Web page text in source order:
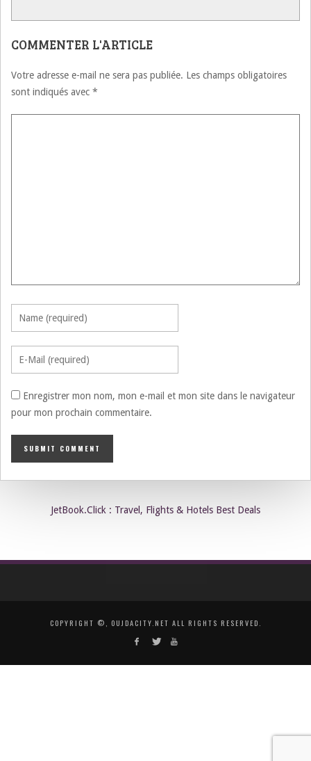
COMMENTER L'ARTICLE
Votre adresse e-mail ne sera pas publiée. Les champs obligatoires
sont indiqués avec *
Enregistrer mon nom, mon e-mail et mon site dans le navigateur
pour mon prochain commentaire.
JetBook.Click : Travel, Flights & Hotels Best Deals
COPYRIGHT ©, OUJDACITY.NET ALL RIGHTS RESERVED.